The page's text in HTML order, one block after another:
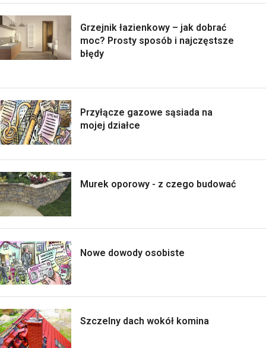
Grzejnik łazienkowy – jak dobrać
moc? Prosty sposób i najczęstsze
błędy
Przyłącze gazowe sąsiada na
mojej działce
Murek oporowy - z czego budować
Nowe dowody osobiste
Szczelny dach wokół komina